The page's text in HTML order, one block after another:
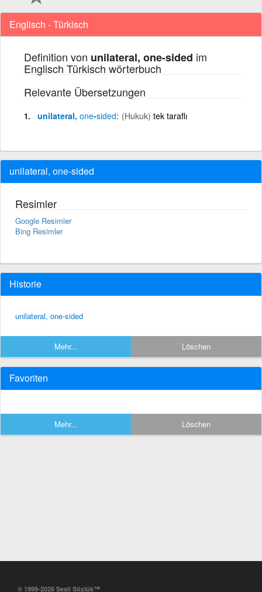
Englisch - Türkisch
Definition von unilateral, one-sided im
Englisch Türkisch wörterbuch
Relevante Übersetzungen
unilateral, one-sided (Hukuk) tek taraflı
unilateral, one-sided
Resimler
Google Resimler
Bing Resimler
Historie
unilateral, one-sided
Mehr... Löschen
Favoriten
Mehr... Löschen
© 1999-2026 Sesli Sözlük™